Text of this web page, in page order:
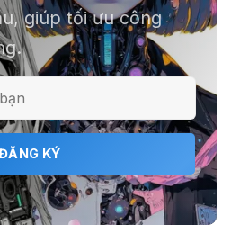
Thiết kế logo
trong 5 phút
- Tăng tốc độ nghiên cứu
giúp tối ưu công
KÝ